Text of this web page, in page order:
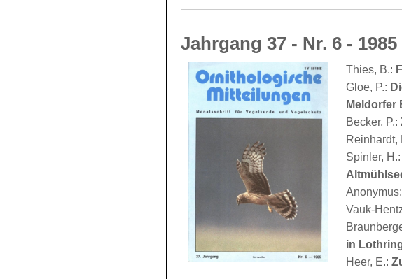
Jahrgang 37 - Nr. 6 - 1985
Thies, B.:
Gloe, P.:
Meldorfer
Becker, P.:
Reinhardt,
Spinler, H.:
Anonymus:
Vauk-
in
Heer, E.: